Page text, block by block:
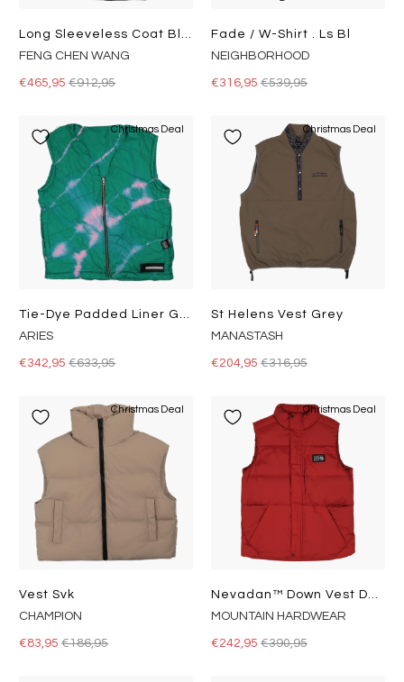
Long Sleeveless Coat Black
FENG CHEN WANG
€465,95€912,95
Fade / W-Shirt . Ls Bl
NEIGHBORHOOD
€316,95 €539,95
Christmas Deal
Tie-Dye Padded Liner Gilet Pink/aqua
ARIES
€342,95€633,95
Christmas Deal
St Helens Vest Grey
MANASTASH
€204,95 €316,95
Christmas Deal
Vest Svk
CHAMPION
€83,95€186,95
Christmas Deal
Nevadan™ Down Vest Dark Copper
MOUNTAIN HARDWEAR
€242,95 €390,95